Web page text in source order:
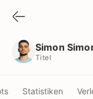
Simon
Titel
Statistiken